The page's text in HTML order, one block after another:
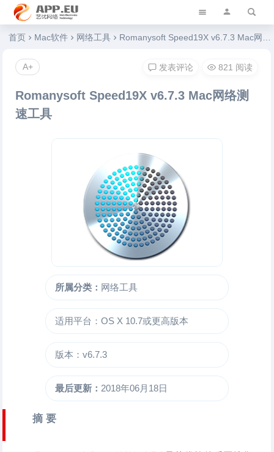
艺优软件乐园
首页 Mac软件 网络工具 Romanysoft Speed19X v6.7.3 Mac网络测速工具
Romanysoft Speed19X v6.7.3 Mac网络测
速工具
所属分类： 网络工具
适用平台：OS X 10.7或更高版本
版本：v6.7.3
最后更新： 2018年06月18日
摘 要
发表评论 821 阅读
A+